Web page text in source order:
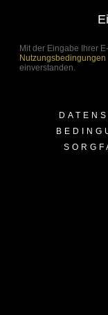
Mit der Eingabe Ihrer
Nutzungsbedingungen
einverstanden.